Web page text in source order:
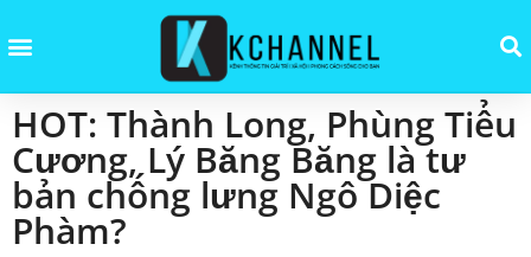
HOT: Thành Long, Phùng Tiểu
Cương, Lý Băng Băng là tư
bản chống lưng Ngô Diệc
Phàm?